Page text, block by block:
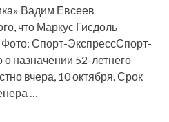
Вадим Евсеев
что Маркус Гисдоль
Фото: Спорт-ЭкспрессСпорт-
назначении 52-летнего
вчера, 10 октября. Срок
…